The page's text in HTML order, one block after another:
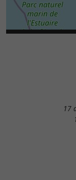
17